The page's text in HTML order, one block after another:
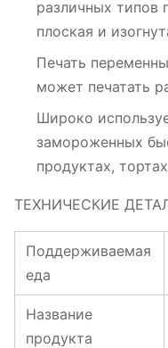
различных типов
плоская и
Печать
может печатать
Широко
замороженных
продуктах,
ТЕХНИЧЕСКИЕ
Поддерживаемая
еда
Название
продукта